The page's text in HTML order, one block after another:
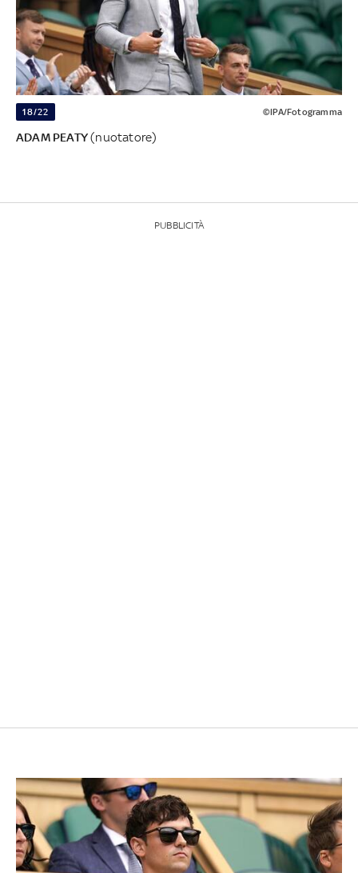
18/22 ©IPA/Fotogramma
ADAM PEATY(nuotatore)
PUBBLICITÀ